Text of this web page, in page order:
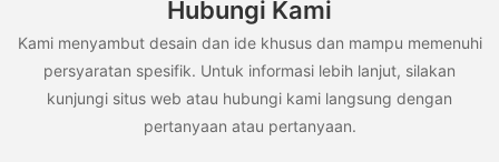
Hubungi Kami
Kami menyambut desain dan ide khusus dan mampu memenuhi
persyaratan spesifik. Untuk informasi lebih lanjut, silakan
kunjungi situs web atau hubungi kami langsung dengan
pertanyaan atau pertanyaan.